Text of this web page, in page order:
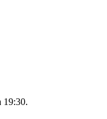
19:30.